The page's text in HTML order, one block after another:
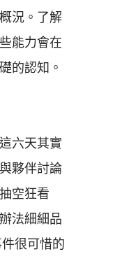
況。了解
能力會在
的認知。
六天其實
夥伴討論
空狂看
法細細品
很可惜的